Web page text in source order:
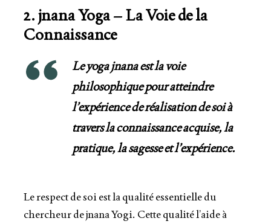
2. jnana Yoga – La Voie de la
Connaissance
Le yoga jnana est la voie
philosophique pour atteindre
l’expérience de réalisation de soi à
travers la connaissance acquise, la
pratique, la sagesse et l’expérience.
Le respect de soi est la qualité essentielle du
chercheur de jnana Yogi. Cette qualité l’aide à